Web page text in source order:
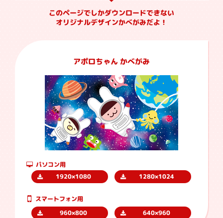
このページでしかダウンロードできない
オリジナルデザインかべがみだよ！
アポロちゃん かべがみ
パソコン用
1920×1080 1280×1024
スマートフォン用
960×800 640×960